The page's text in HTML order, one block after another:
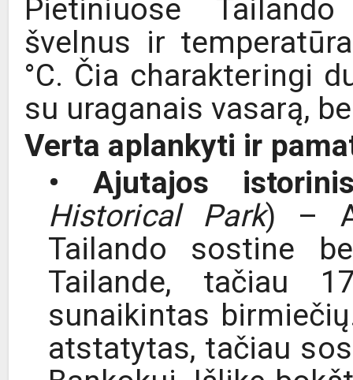
Pietiniuose
švelnus ir
°C. Čia charakteringi
su uraganais vasarą,
Verta aplankyti ir
• Ajutajos
Historical Park) –
Tailando sostine
Tailande, tačiau
sunaikintas
atstatytas, tačiau